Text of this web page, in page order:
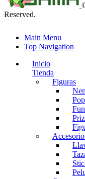
Reserved.
Main Menu
Top Navigation
Inicio
Tienda
Figuras